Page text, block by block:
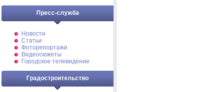
Пресс-служба
Новости
Статьи
Фоторепортажи
Видеосюжеты
Городское телевидение
Градостроительство